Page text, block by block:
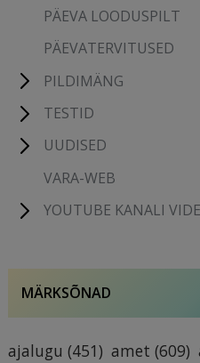
PÄEVA LOODUSPILT
PÄEVATERVITUSED
PILDIMÄNG
TESTID
UUDISED
VARA-WEB
YOUTUBE KANALI
MÄRKSÕNAD
ajalugu (451) amet (609)